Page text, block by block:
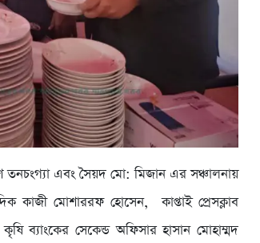
তনচংগ্যা এবং সৈয়দ মো: মিজান এর সঞ্চালনায়
কাজী মোশাররফ হোসেন, কাপ্তাই প্রেসক্লাব
ব্যাংকের সেকেন্ড অফিসার হাসান মোহাম্মদ